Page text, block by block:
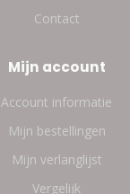
Contact
Mijn account
Account informatie
Mijn bestellingen
Mijn verlanglijst
Vergelijk